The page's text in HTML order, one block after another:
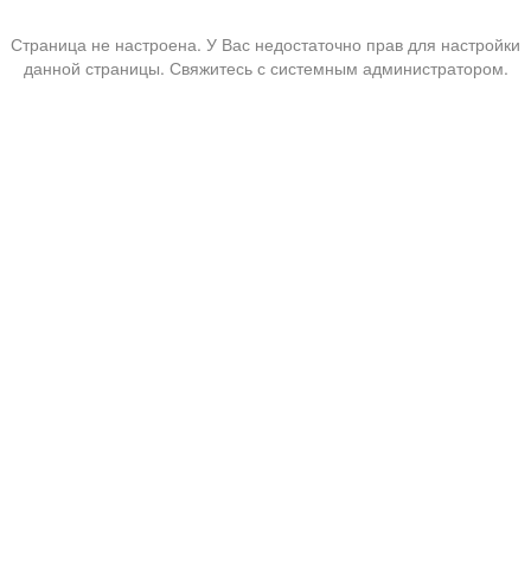
Страница не настроена. У Вас недостаточно прав для настройки
данной страницы. Свяжитесь с системным администратором.